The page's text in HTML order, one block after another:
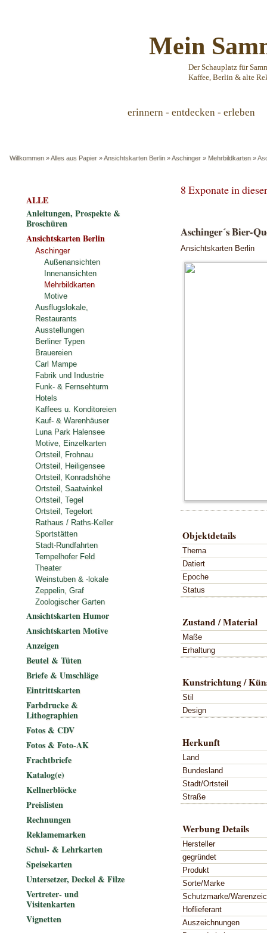
Mein
Der Schauplatz für
Kaffee, Berlin & alte
erinnern - entdecken - erleben
Willkommen »Alles aus Papier »Ansichtskarten Berlin »Aschinger » Mehrbildkarten »
8 Exponate in
Aschinger´s Bier-
Ansichtskarten Berlin
Objektdetails
Thema
Datiert
Epoche
Status
Zustand / Material
Maße
Erhaltung
Kunstrichtung /
Stil
Design
Herkunft
Land
Bundesland
Stadt/Ortsteil
Straße
Werbung Details
Hersteller
gegründet
Produkt
Sorte/Marke
Schutzmarke/
Hoflieferant
Auszeichnungen
ALLE
Anleitungen, Prospekte &
Broschüren
Ansichtskarten Berlin
Aschinger
Außenansichten
Innenansichten
Mehrbildkarten
Motive
Ausflugslokale,
Restaurants
Ausstellungen
Berliner Typen
Brauereien
Carl Mampe
Fabrik und Industrie
Funk- & Fernsehturm
Hotels
Kaffees u. Konditoreien
Kauf- & Warenhäuser
Luna Park Halensee
Motive, Einzelkarten
Ortsteil, Frohnau
Ortsteil, Heiligensee
Ortsteil, Konradshöhe
Ortsteil, Saatwinkel
Ortsteil, Tegel
Ortsteil, Tegelort
Rathaus / Raths-Keller
Sportstätten
Stadt-Rundfahrten
Tempelhofer Feld
Theater
Weinstuben & -lokale
Zeppelin, Graf
Zoologischer Garten
Ansichtskarten Humor
Ansichtskarten Motive
Anzeigen
Beutel & Tüten
Briefe & Umschläge
Eintrittskarten
Farbdrucke &
Lithographien
Fotos & CDV
Fotos & Foto-AK
Frachtbriefe
Katalog(e)
Kellnerblöcke
Preislisten
Rechnungen
Reklamemarken
Schul- & Lehrkarten
Speisekarten
Untersetzer, Deckel & Filze
Vertreter- und
Visitenkarten
Vignetten